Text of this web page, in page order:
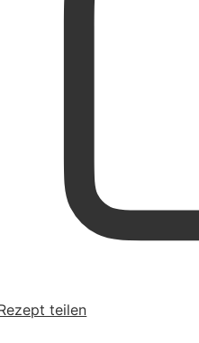
teilen